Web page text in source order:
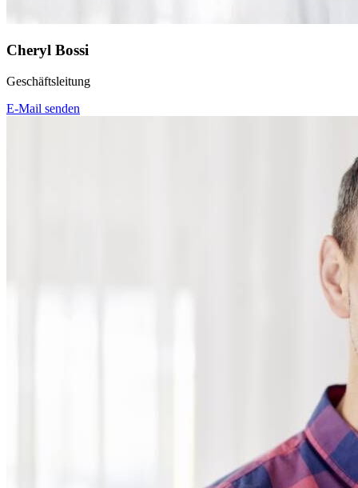
Cheryl Bossi
Geschäftsleitung
E-Mail senden